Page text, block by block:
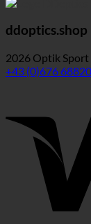
ddoptics.shop
2026 Optik Sport
+43 (0)676